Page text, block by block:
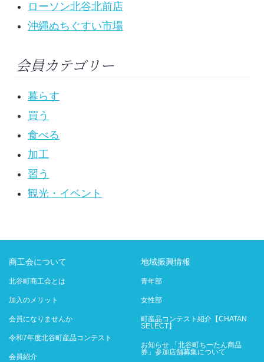
ローソン北谷北前店
沖縄ぬちぐすい市場
会員カテゴリー
暮らす
買う
食べる
加工
習う
観光・イベント
商工会について
北谷町商工会とは
加入のメリット
会員になりませんか
令和7年度北谷町産品コンテスト
会員紹介
地域振興情報
青年部
女性部
町産品コンテスト紹介【CHATAN
SELECT】
お知らせ 「北谷町ちーたん商品
券」参加店舗募集について